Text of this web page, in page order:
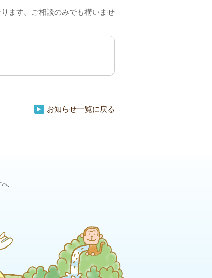
ます。ご相談のみでも構いませ
お知らせ一覧に戻る
へ